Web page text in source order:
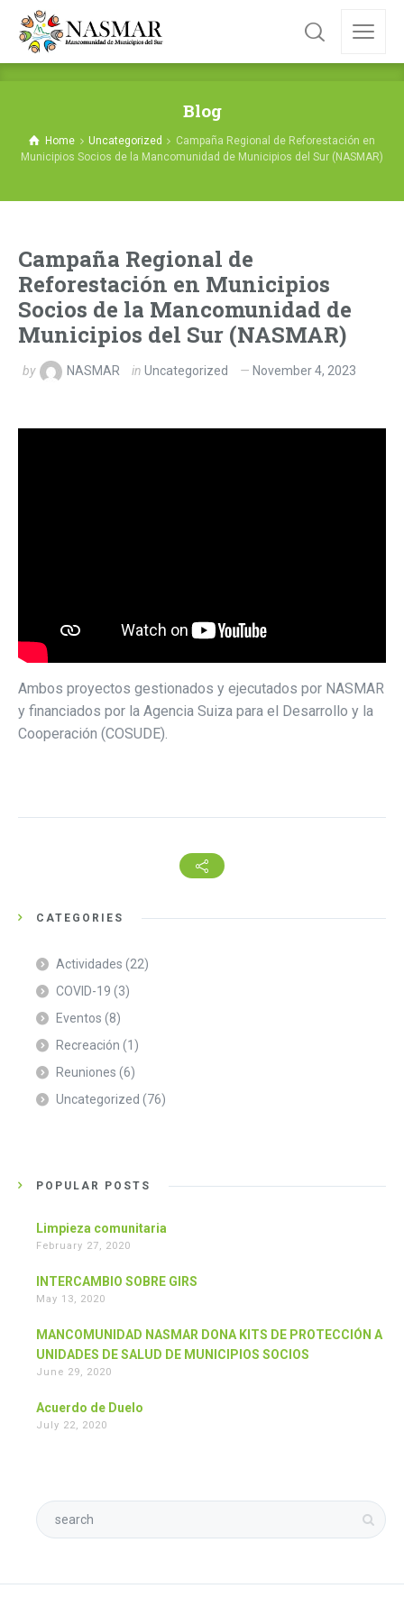
Blog
Home Uncategorized
Campaña Regional de Reforestación en
Municipios Socios de la Mancomunidad de Municipios del Sur (NASMAR)
Campaña Regional de
Reforestación en Municipios
Socios de la Mancomunidad de
Municipios del Sur (NASMAR)
by NASMAR in Uncategorized November 4, 2023
Ambos proyectos gestionados y ejecutados por NASMAR
y financiados por la Agencia Suiza para el Desarrollo y la
Cooperación (COSUDE).
CATEGORIES
Actividades (22)
COVID-19 (3)
Eventos (8)
Recreación (1)
Reuniones (6)
Uncategorized (76)
POPULAR POSTS
Limpieza comunitaria
February 27, 2020
INTERCAMBIO SOBRE GIRS
May 13, 2020
MANCOMUNIDAD NASMAR DONA KITS DE PROTECCIÓN A
UNIDADES DE SALUD DE MUNICIPIOS SOCIOS
June 29, 2020
Acuerdo de Duelo
July 22, 2020